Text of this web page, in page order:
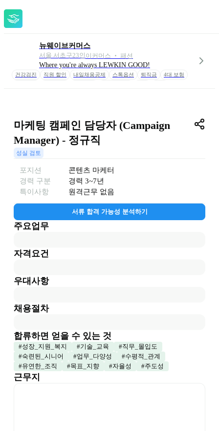
뉴웨이브커머스
서울 서초구23인 이커머스 ‧ 패션
Where you're always LEWKIN GOOD!
건강검진 직원 할인 내일채움공제 스톡옵션 퇴직금
4대 보험
마케팅 캠페인 담당자 (Campaign
Manager) - 정규직
성실 검토
포지션
콘텐츠 마케터
경력 구분
경력 3~7년
특이사항
원격근무 없음
서류 합격 가능성 분석하기
주요업무
자격요건
우대사항
채용절차
합류하면 얻을 수 있는 것
#성장_지원_복지 #기술_교육 #직무_몰입도
#숙련된_시니어 #업무_다양성 #수평적_관계
#유연한_조직 #목표_지향 #자율성 #주도성
근무지